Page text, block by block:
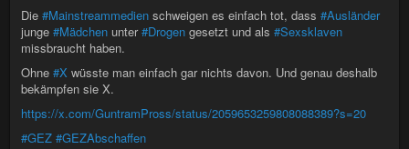
Die #Mainstreammedien schweigen es einfach tot, dass #Ausländer
junge #Mädchen unter#Drogen gesetzt und als #Sexsklaven
missbraucht haben.
Ohne #X wüsste man einfach gar nichts davon. Und genau deshalb
bekämpfen sie X.
https://x.com/GuntramPross/status/2059653259808088389?s=20
#GEZ #GEZAbschaffen